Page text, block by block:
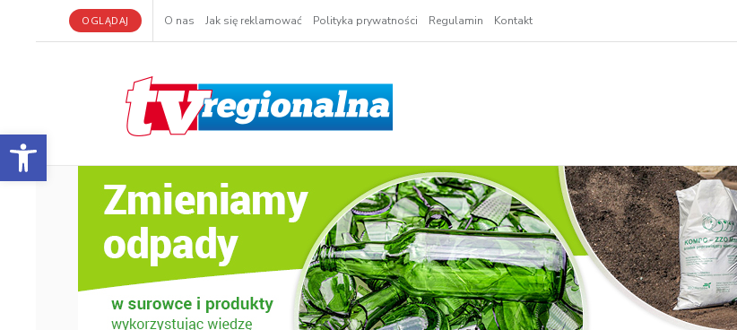
Otwórz pasek narzędzi
OGLĄDAJ O nas Jak się reklamować Polityka prywatności Regulamin Kontakt